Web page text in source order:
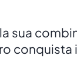
sua
conquista